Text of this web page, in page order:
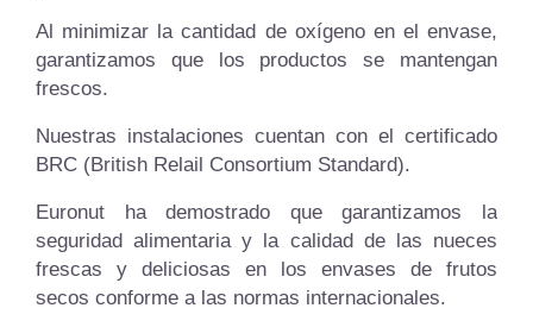
Al minimizar la cantidad de oxígeno en el envase,
garantizamos que los productos se mantengan
frescos.
Nuestras instalaciones cuentan con el certificado
BRC (British Relail Consortium Standard).
Euronut ha demostrado que garantizamos la
seguridad alimentaria y la calidad de las nueces
frescas y deliciosas en los envases de frutos
secos conforme a las normas internacionales.